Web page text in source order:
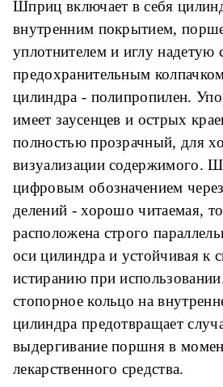
стопорное кольцо на
цилиндра предотвращает
выдергивание поршня в
лекарственного средства.
Размер иглы
мм)
Вид стерилизации
Шприц включает в себя
внутренним покрытием,
уплотнителем и иглу надетую
предохранительным
цилиндра - полипропилен.
имеет заусенцев и острых
полностью прозрачный, для
визуализации содержимого.
цифровым обозначением
делений - хорошо читаемая,
расположена строго
оси цилиндра и устойчивая к
истиранию при
стопорное кольцо на
цилиндра предотвращает
выдергивание поршня в
лекарственного средства.